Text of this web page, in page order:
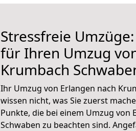
Stressfreie
für Ihren Umzug
Krumbach
Ihr Umzug von Erlangen nach
wissen nicht, was Sie zuerst
Punkte, die bei einem Umzug von
Schwaben zu beachten sind.